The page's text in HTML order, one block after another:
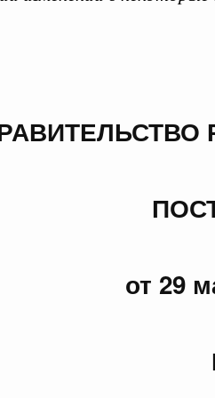
от 29
со справками к